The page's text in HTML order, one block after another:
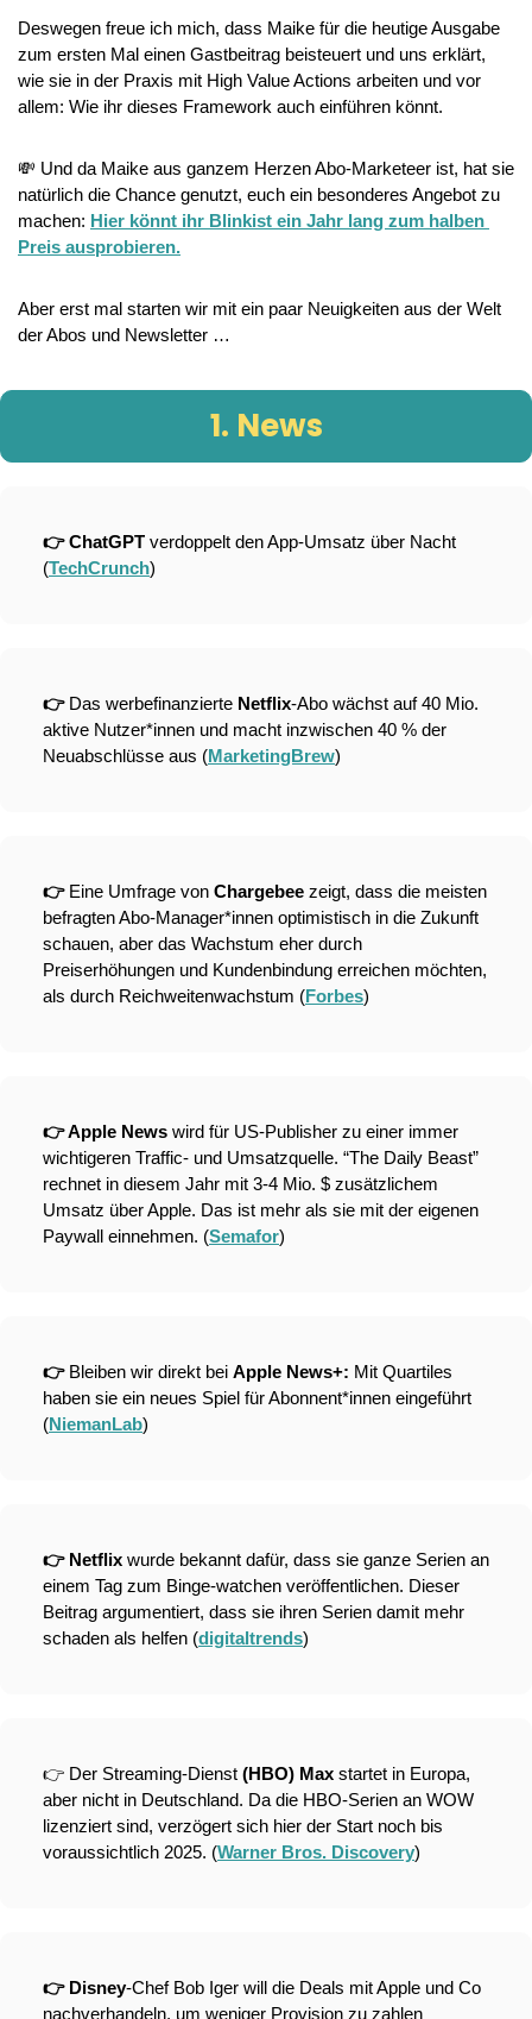
Deswegen freue ich mich, dass Maike für die heutige Ausgabe
zum ersten Mal einen Gastbeitrag beisteuert und uns erklärt,
wie sie in der Praxis mit High Value Actions arbeiten und vor
allem: Wie ihr dieses Framework auch einführen könnt.
💸 Und da Maike aus ganzem Herzen Abo-Marketeer ist, hat sie
natürlich die Chance genutzt, euch ein besonderes Angebot zu
machen: Hier könnt ihr Blinkist ein Jahr lang zum halben
Preis ausprobieren.
Aber erst mal starten wir mit ein paar Neuigkeiten aus der Welt
der Abos und Newsletter …
1. News
👉 ChatGPT verdoppelt den App-Umsatz über Nacht
(TechCrunch)
👉 Das werbefinanzierte Netflix-Abo wächst auf 40 Mio.
aktive Nutzer*innen und macht inzwischen 40 % der
Neuabschlüsse aus (MarketingBrew)
👉 Eine Umfrage von Chargebee zeigt, dass die meisten
befragten Abo-Manager*innen optimistisch in die Zukunft
schauen, aber das Wachstum eher durch
Preiserhöhungen und Kundenbindung erreichen möchten,
als durch Reichweitenwachstum (Forbes)
👉 Apple News wird für US-Publisher zu einer immer
wichtigeren Traffic- und Umsatzquelle. “The Daily Beast”
rechnet in diesem Jahr mit 3-4 Mio. $ zusätzlichem
Umsatz über Apple. Das ist mehr als sie mit der eigenen
Paywall einnehmen. (Semafor)
👉 Bleiben wir direkt bei Apple News+: Mit Quartiles
haben sie ein neues Spiel für Abonnent*innen eingeführt
(NiemanLab)
👉 Netflix wurde bekannt dafür, dass sie ganze Serien an
einem Tag zum Binge-watchen veröffentlichen. Dieser
Beitrag argumentiert, dass sie ihren Serien damit mehr
schaden als helfen (digitaltrends)
👉 Der Streaming-Dienst (HBO) Max startet in Europa,
aber nicht in Deutschland. Da die HBO-Serien an WOW
lizenziert sind, verzögert sich hier der Start noch bis
voraussichtlich 2025. (Warner Bros. Discovery)
👉 Disney-Chef Bob Iger will die Deals mit Apple und Co
nachverhandeln, um weniger Provision zu zahlen